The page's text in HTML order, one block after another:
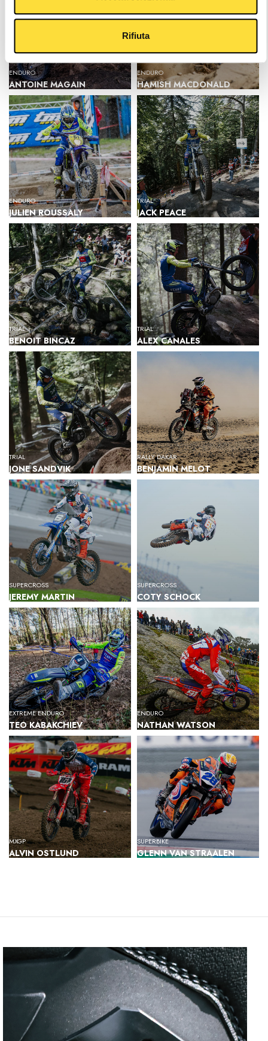
Rifiuta
ENDURO
ANTOINE MAGAIN
ENDURO
HAMISH MACDONALD
ENDURO
JULIEN ROUSSALY
TRIAL
JACK PEACE
TRIAL
BENOIT BINCAZ
TRIAL
ALEX CANALES
TRIAL
JONE SANDVIK
RALLY DAKAR
BENJAMIN MELOT
SUPERCROSS
JEREMY MARTIN
SUPERCROSS
COTY SCHOCK
EXTREME ENDURO
TEO KABAKCHIEV
ENDURO
NATHAN WATSON
MXGP
ALVIN OSTLUND
SUPERBIKE
GLENN VAN STRAALEN